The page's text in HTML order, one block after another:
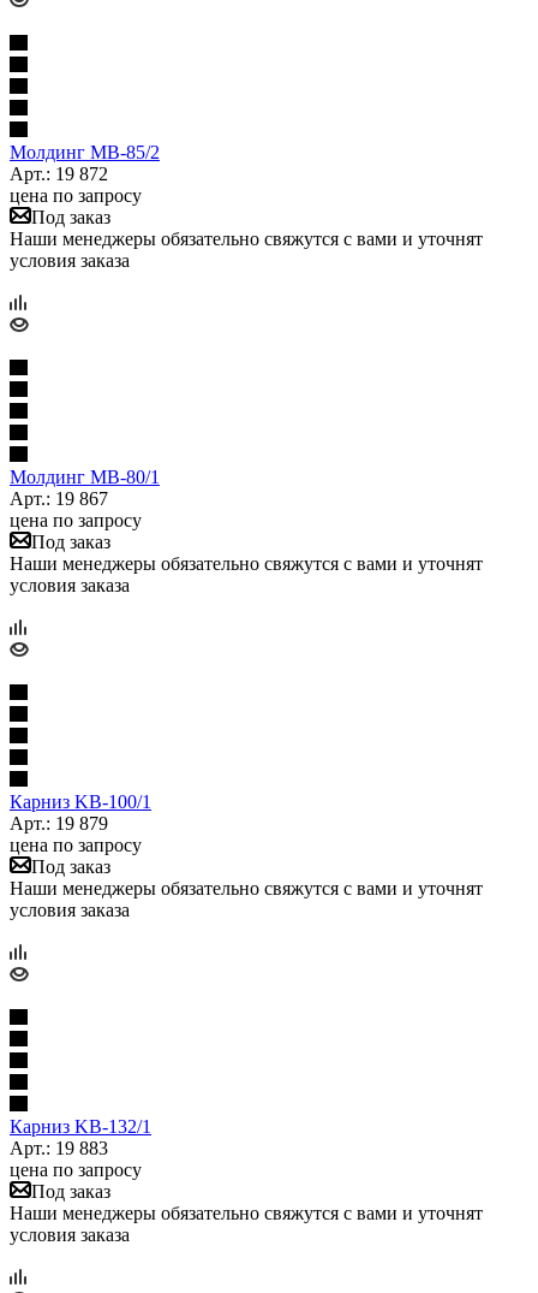
Молдинг МВ-85/2
Арт.: 19 872
цена по запросу
Под заказ
Наши менеджеры обязательно свяжутся с вами и уточнят
условия заказа
Молдинг МВ-80/1
Арт.: 19 867
цена по запросу
Под заказ
Наши менеджеры обязательно свяжутся с вами и уточнят
условия заказа
Карниз KB-100/1
Арт.: 19 879
цена по запросу
Под заказ
Наши менеджеры обязательно свяжутся с вами и уточнят
условия заказа
Карниз KB-132/1
Арт.: 19 883
цена по запросу
Под заказ
Наши менеджеры обязательно свяжутся с вами и уточнят
условия заказа